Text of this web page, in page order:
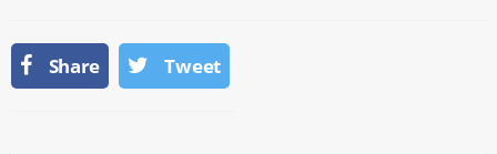
Share Tweet